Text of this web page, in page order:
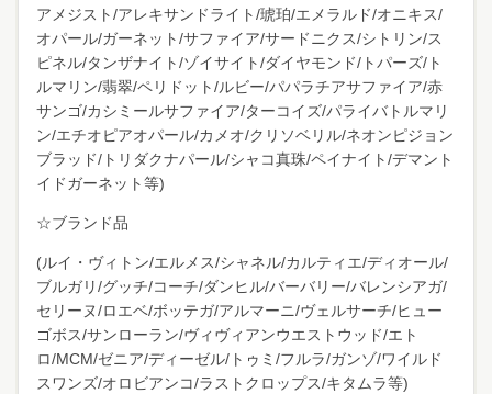
アメジスト/アレキサンドライト/琥珀/エメラルド/オニキス/
オパール/ガーネット/サファイア/サードニクス/シトリン/ス
ピネル/タンザナイト/ゾイサイト/ダイヤモンド/トパーズ/ト
ルマリン/翡翠/ペリドット/ルビー/パパラチアサファイア/赤
サンゴ/カシミールサファイア/ターコイズ/パライバトルマリ
ン/エチオピアオパール/カメオ/クリソベリル/ネオンピジョン
ブラッド/トリダクナパール/シャコ真珠/ペイナイト/デマント
イドガーネット等)
☆ブランド品
(ルイ・ヴィトン/エルメス/シャネル/カルティエ/ディオール/
ブルガリ/グッチ/コーチ/ダンヒル/バーバリー/バレンシアガ/
セリーヌ/ロエベ/ボッテガ/アルマーニ/ヴェルサーチ/ヒュー
ゴボス/サンローラン/ヴィヴィアンウエストウッド/エト
ロ/MCM/ゼニア/ディーゼル/トゥミ/フルラ/ガンゾ/ワイルド
スワンズ/オロビアンコ/ラストクロップス/キタムラ等)